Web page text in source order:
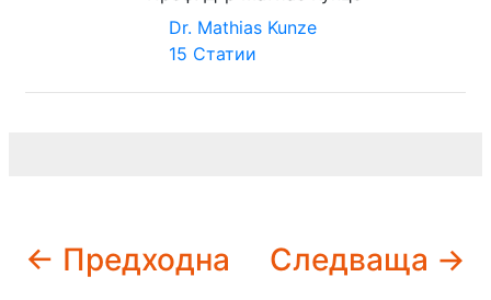
Dr. Mathias Kunze
15 Статии
← Предходна Следваща →